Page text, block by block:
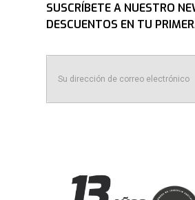
SUSCRÍBETE A NUESTRO
DESCUENTOS EN TU